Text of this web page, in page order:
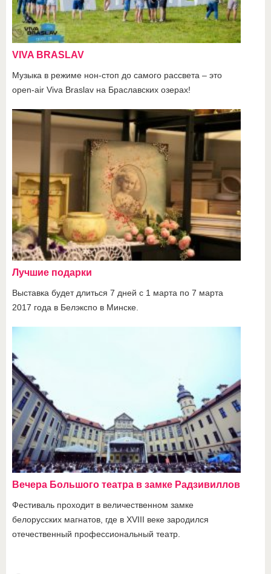
VIVA BRASLAV
Музыка в режиме нон-стоп до самого рассвета – это
open-air Viva Braslav на Браславских озерах!
Лучшие подарки
Выставка будет длиться 7 дней с 1 марта по 7 марта
2017 года в Белэкспо в Минске.
Вечера Большого театра в замке Радзивиллов
Фестиваль проходит в величественном замке
белорусских магнатов, где в XVIII веке зародился
отечественный профессиональный театр.